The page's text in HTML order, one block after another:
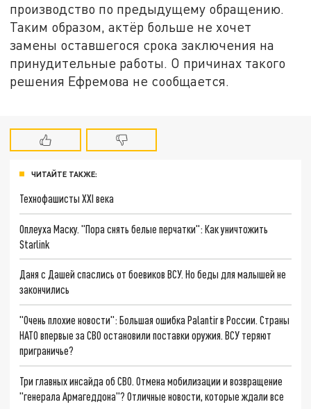
производство по предыдущему обращению.
Таким образом, актёр больше не хочет
замены оставшегося срока заключения на
принудительные работы. О причинах такого
решения Ефремова не сообщается.
ЧИТАЙТЕ ТАКЖЕ:
Технофашисты XXI века
Оплеуха Маску. "Пора снять белые перчатки": Как уничтожить
Starlink
Даня с Дашей спаслись от боевиков ВСУ. Но беды для малышей не
закончились
"Очень плохие новости": Большая ошибка Palantir в России. Страны
НАТО впервые за СВО остановили поставки оружия. ВСУ теряют
приграничье?
Три главных инсайда об СВО. Отмена мобилизации и возвращение
"генерала Армагеддона"? Отличные новости, которые ждали все